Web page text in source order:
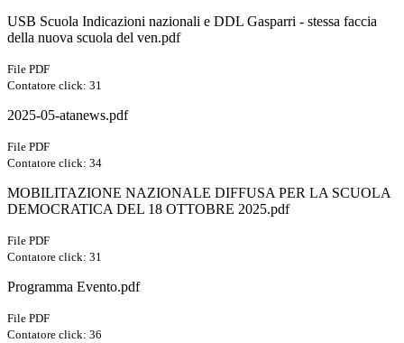
USB Scuola Indicazioni nazionali e DDL Gasparri - stessa faccia
della nuova scuola del ven.pdf
File PDF
Contatore click: 31
2025-05-atanews.pdf
File PDF
Contatore click: 34
MOBILITAZIONE NAZIONALE DIFFUSA PER LA SCUOLA
DEMOCRATICA DEL 18 OTTOBRE 2025.pdf
File PDF
Contatore click: 31
Programma Evento.pdf
File PDF
Contatore click: 36